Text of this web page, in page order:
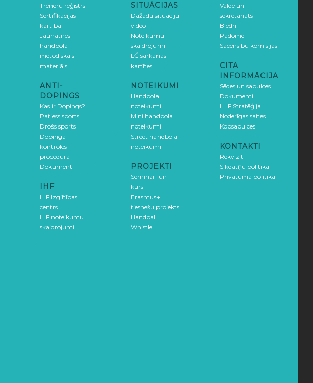
Treneru reģistrs
Sertifikācijas
kārtība
Jaunatnes
handbola
metodiskais
materiāls
ANTI-
DOPINGS
Kas ir Dopings?
Patiess sports
Drošs sports
Dopinga
kontroles
procedūra
Dokumenti
IHF
IHF Izglītības
centrs
IHF noteikumu
skaidrojumi
SITUĀCIJAS
Dažādu situāciju
video
Noteikumu
skaidrojumi
LČ sarkanās
kartītes
NOTEIKUMI
Handbola
noteikumi
Mini handbola
noteikumi
Street handbola
noteikumi
PROJEKTI
Semināri un
kursi
Erasmus+
tiesnešu projekts
Handball
Whistle
Valde un
sekretariāts
Biedri
Padome
Sacensību komisijas
CITA
INFORMĀCIJA
Sēdes un sapulces
Dokumenti
LHF Stratēģija
Noderīgas saites
Kopsapulces
KONTAKTI
Rekvizīti
Sīkdatņu politika
Privātuma politika